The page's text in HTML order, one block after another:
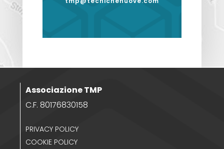
Associazione TMP
C.F. 80176830158
PRIVACY POLICY
COOKIE POLICY